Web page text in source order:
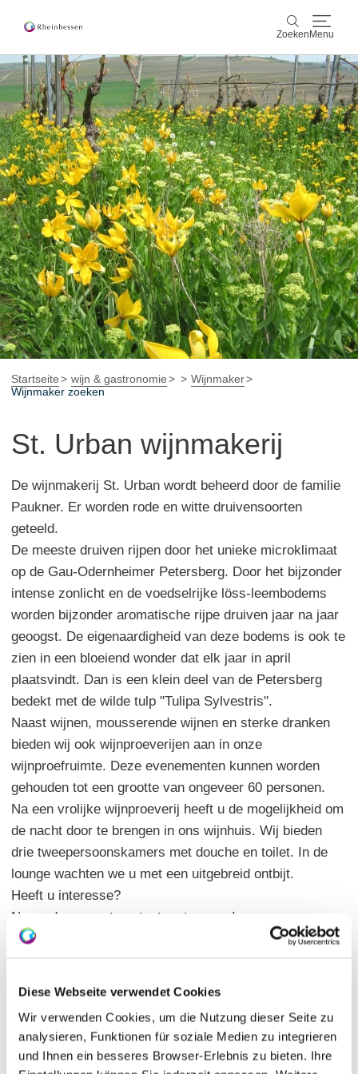
Diese Webseite verwendet Cookies
Wir verwenden Cookies, um die Nutzung dieser Seite zu
analysieren, Funktionen für soziale Medien zu integrieren
und Ihnen ein besseres Browser-Erlebnis zu bieten. Ihre
Zoeken Menu
Zoeken
wijn & gastronomie
actief & natuur
Cultuur & Steden
Events
reservering & service
Rheinhessen-Blog kaart
Startseite wijn & gastronomie
Wijnmaker
Wijnmaker zoeken
St. Urban wijnmakerij
De wijnmakerij St. Urban wordt beheerd door de familie
Paukner. Er worden rode en witte druivensoorten
geteeld.
De meeste druiven rijpen door het unieke microklimaat
op de Gau-Odernheimer Petersberg. Door het bijzonder
intense zonlicht en de voedselrijke löss-leembodems
worden bijzonder aromatische rijpe druiven jaar na jaar
geoogst. De eigenaardigheid van deze bodems is ook te
zien in een bloeiend wonder dat elk jaar in april
plaatsvindt. Dan is een klein deel van de Petersberg
bedekt met de wilde tulp "Tulipa Sylvestris".
Naast wijnen, mousserende wijnen en sterke dranken
bieden wij ook wijnproeverijen aan in onze
wijnproefruimte. Deze evenementen kunnen worden
gehouden tot een grootte van ongeveer 60 personen.
Na een vrolijke wijnproeverij heeft u de mogelijkheid om
de nacht door te brengen in ons wijnhuis. Wij bieden
drie tweepersoonskamers met douche en toilet. In de
lounge wachten we u met een uitgebreid ontbijt.
Heeft u interesse?
Neem dan gerust contact met ons op!
Over ons
Keldermeester Karl-Josef Paukner
mousserende wijn